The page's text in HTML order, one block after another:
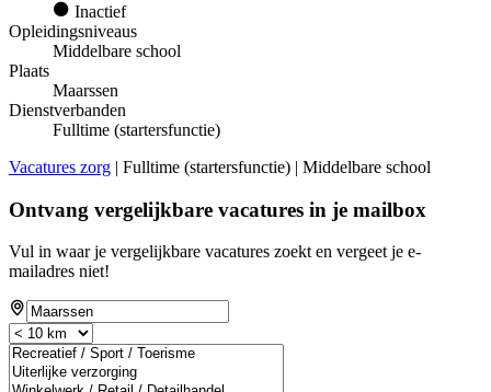
Inactief
Opleidingsniveaus
Middelbare school
Plaats
Maarssen
Dienstverbanden
Fulltime (startersfunctie)
Vacatures zorg | Fulltime (startersfunctie) | Middelbare school
Ontvang vergelijkbare vacatures in je mailbox
Vul in waar je vergelijkbare vacatures zoekt en vergeet je e-
mailadres niet!